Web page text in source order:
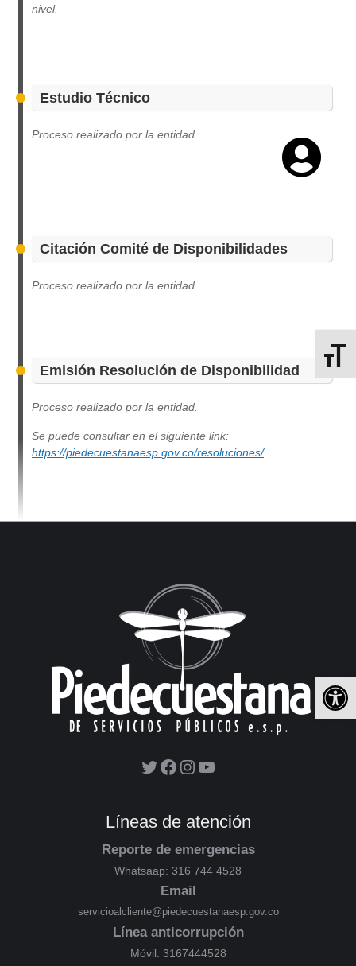
nivel.
Estudio Técnico
Proceso realizado por la entidad.
Citación Comité de Disponibilidades
Proceso realizado por la entidad.
Emisión Resolución de Disponibilidad
Proceso realizado por la entidad.
Se puede consultar en el siguiente link:
https://piedecuestanaesp.gov.co/resoluciones/
Líneas de atención
Reporte de emergencias
Whatsaap: 316 744 4528
Email
servicioalcliente@piedecuestanaesp.gov.co
Línea anticorrupción
Móvil: 3167444528